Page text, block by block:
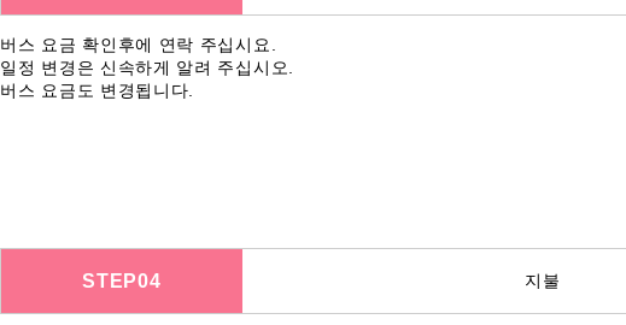
버스 요금 확인후에 연락 주십시요.
일정 변경은 신속하게 알려 주십시오.
버스 요금도 변경됩니다.
STEP04 지불